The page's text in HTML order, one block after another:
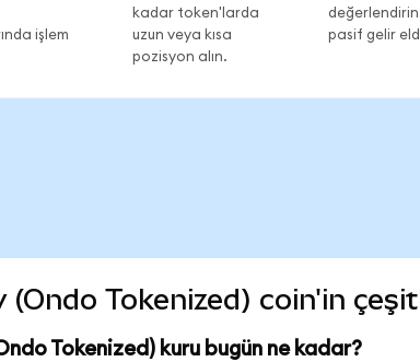
işlem
kadar token'larda
uzun veya kısa
pozisyon alın.
pasif gelir
(Ondo Tokenized) coin'in
Tokenized) kuru bugün ne kadar?